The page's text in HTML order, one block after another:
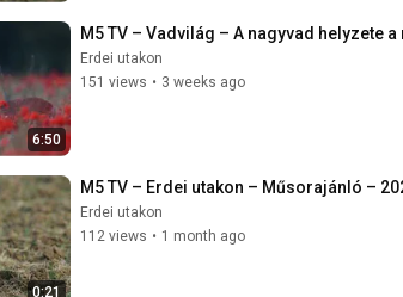
6:50
M5 TV – Vadvilág – A nagyvad helyzete
Erdei utakon
151 views • 3 weeks ago
0:21
M5 TV – Erdei utakon – Műsorajánló –
Erdei utakon
112 views • 1 month ago